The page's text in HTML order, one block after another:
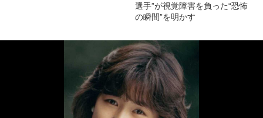
選手”が視覚障害を負った“恐怖
の瞬間”を明かす